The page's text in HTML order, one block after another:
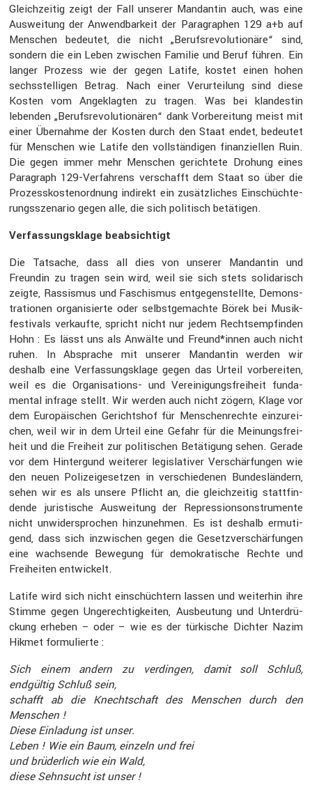
Gleich­zeitig zeigt der Fall unserer Mandantin auch, was eine
Auswei­tung der Anwend­bar­keit der Paragra­phen 129 a+b auf
Menschen bedeutet, die nicht „Berufs­re­vo­lu­tio­näre“ sind,
sondern die ein Leben zwischen Familie und Beruf führen. Ein
langer Prozess wie der gegen Latife, kostet einen hohen
sechs­stel­ligen Betrag. Nach einer Verur­tei­lung sind diese
Kosten vom Angeklagten zu tragen. Was bei klandestin
lebenden „Berufs­re­vo­lu­tio­nären“ dank Vorbe­rei­tung meist mit
einer Übernahme der Kosten durch den Staat endet, bedeutet
für Menschen wie Latife den vollstän­digen finan­zi­ellen Ruin.
Die gegen immer mehr Menschen gerich­tete Drohung eines
Paragraph 129-Verfah­rens verschafft dem Staat so über die
Prozess­kos­ten­ord­nung indirekt ein zusätz­li­ches Einschüch­te­
rungs­sze­nario gegen alle, die sich politisch betätigen.
Verfas­sungs­klage beabsich­tigt
Die Tatsache, dass all dies von unserer Mandantin und
Freundin zu tragen sein wird, weil sie sich stets solida­risch
zeigte, Rassismus und Faschismus entge­gen­stellte, Demons­
tra­tionen organi­sierte oder selbst­ge­machte Börek bei Musik­
fes­ti­vals verkaufte, spricht nicht nur jedem Rechts­emp­finden
Hohn : Es lässt uns als Anwälte und Freund*innen auch nicht
ruhen. In Absprache mit unserer Mandantin werden wir
deshalb eine Verfas­sungs­klage gegen das Urteil vorbe­reiten,
weil es die Organi­sa­tions- und Verei­ni­gungs­frei­heit funda­
mental infrage stellt. Wir werden auch nicht zögern, Klage vor
dem Europäi­schen Gerichtshof für Menschen­rechte einzu­rei­
chen, weil wir in dem Urteil eine Gefahr für die Meinungs­frei­
heit und die Freiheit zur politi­schen Betäti­gung sehen. Gerade
vor dem Hinter­gund weiterer legis­la­tiver Verschär­fungen wie
den neuen Polizei­ge­setzen in verschie­denen Bundes­län­dern,
sehen wir es als unsere Pflicht an, die gleich­zeitig statt­fin­
dende juris­ti­sche Auswei­tung der Repres­si­ons­on­stru­mente
nicht unwider­spro­chen hinzu­nehmen. Es ist deshalb ermuti­
gend, dass sich inzwi­schen gegen die Gesetz­ver­schär­fungen
eine wachsende Bewegung für demokra­ti­sche Rechte und
Freiheiten entwi­ckelt.
Latife wird sich nicht einschüch­tern lassen und weiterhin ihre
Stimme gegen Ungerech­tig­keiten, Ausbeu­tung und Unter­drü­
ckung erheben – oder – wie es der türki­sche Dichter Nazim
Hikmet formu­lierte :
Sich einem andern zu verdingen, damit soll Schluß,
endgültig Schluß sein,
schafft ab die Knecht­schaft des Menschen durch den
Menschen !
Diese Einla­dung ist unser.
Leben ! Wie ein Baum, einzeln und frei
und brüder­lich wie ein Wald,
diese Sehnsucht ist unser !